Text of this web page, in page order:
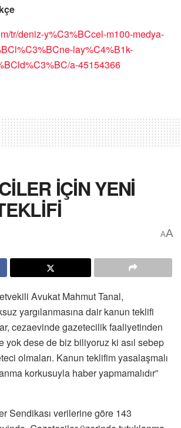
tr/deniz-y%C3%BCcel-m100-medya-
lay%C4%B1k-
a-45154366
İÇİN YENİ
AA
Avukat Mahmut Tanal,
yargılanmasına dair kanun teklifi
cezaevinde gazetecilik faaliyetinden
yok dese de biz biliyoruz ki asıl sebep
olmaları. Kanun teklifim yasalaşmalı
korkusuyla haber yapmamalıdır”
Sendikası verilerine göre 143